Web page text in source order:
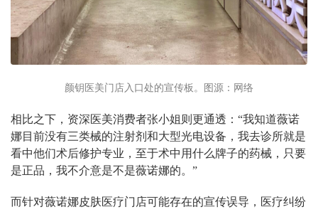
颜钥医美门店入口处的宣传板。图源：网络
相比之下，资深医美消费者张小姐则更通透：“我知道薇诺
娜目前没有三类械的注射剂和大型光电设备，我去诊所就是
看中他们术后修护专业，至于术中用什么牌子的药械，只要
是正品，我不介意是不是薇诺娜的。”
而针对薇诺娜皮肤医疗门店可能存在的宣传误导，医疗纠纷